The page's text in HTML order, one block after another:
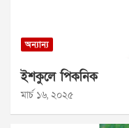
অন্যান্য
ইশকুলে পিকনিক
মার্চ ১৬, ২০২৫